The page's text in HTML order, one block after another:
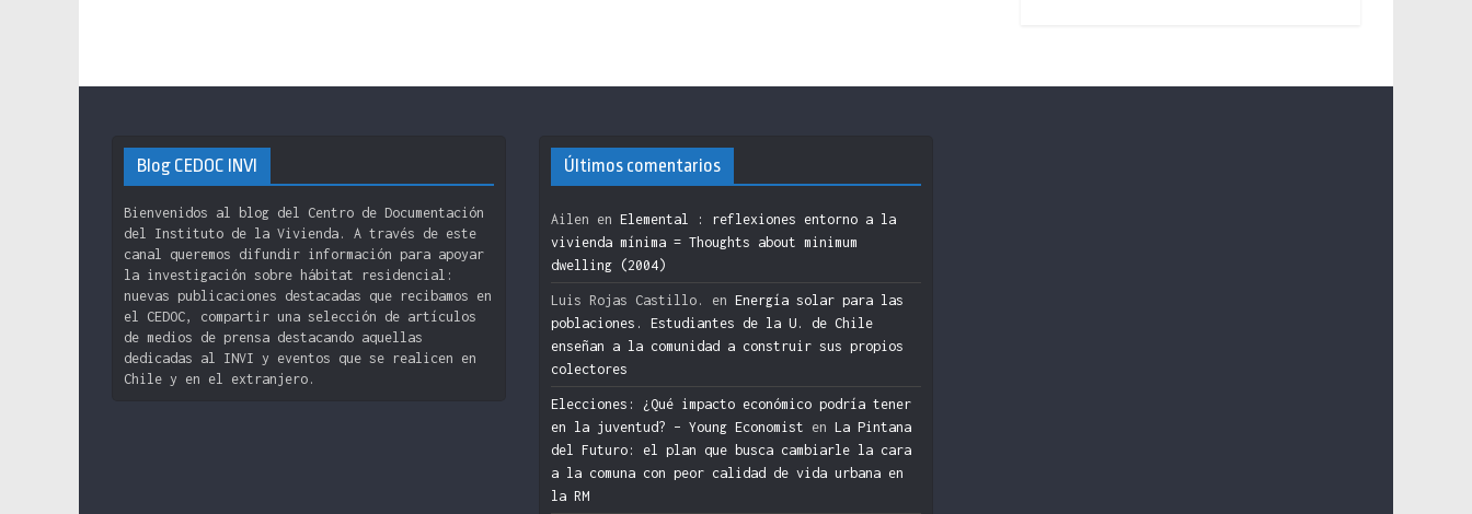
Blog CEDOC INVI
Bienvenidos al blog del Centro de Documentación
del Instituto de la Vivienda. A través de este
canal queremos difundir información para apoyar
la investigación sobre hábitat residencial:
nuevas publicaciones destacadas que recibamos en
el CEDOC, compartir una selección de artículos
de medios de prensa destacando aquellas
dedicadas al INVI y eventos que se realicen en
Chile y en el extranjero.
Últimos comentarios
Ailen en Elemental : reflexiones entorno a la
vivienda mínima = Thoughts about minimum
dwelling (2004)
Luis Rojas Castillo. en Energía solar para las
poblaciones. Estudiantes de la U. de Chile
enseñan a la comunidad a construir sus propios
colectores
Elecciones: ¿Qué impacto económico podría tener
en la juventud? – Young Economist en La Pintana
del Futuro: el plan que busca cambiarle la cara
a la comuna con peor calidad de vida urbana en
la RM